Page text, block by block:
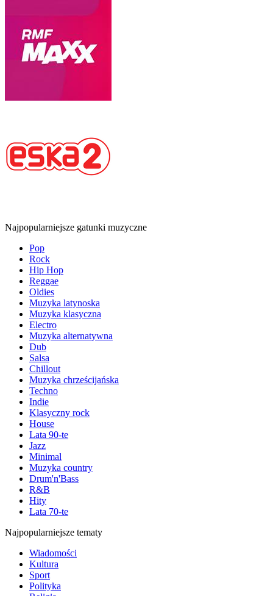
Najpopularniejsze gatunki muzyczne
Pop
Rock
Hip Hop
Reggae
Oldies
Muzyka latynoska
Muzyka klasyczna
Electro
Muzyka alternatywna
Dub
Salsa
Chillout
Muzyka chrześcijańska
Techno
Indie
Klasyczny rock
House
Lata 90-te
Jazz
Minimal
Muzyka country
Drum'n'Bass
R&B
Hity
Lata 70-te
Najpopularniejsze tematy
Wiadomości
Kultura
Sport
Polityka